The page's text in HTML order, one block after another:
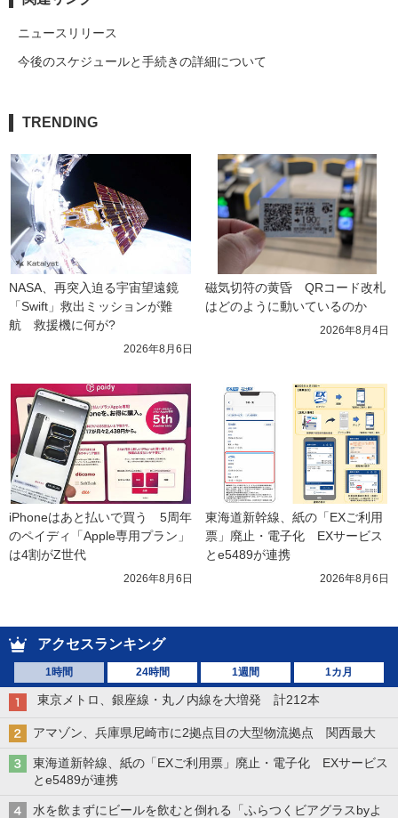
ニュースリリース
今後のスケジュールと手続きの詳細について
TRENDING
NASA、再突入迫る宇宙望遠鏡
「Swift」救出ミッションが難
航　救援機に何が?
2026年8月6日
磁気切符の黄昏　QRコード改札
はどのように動いているのか
2026年8月4日
iPhoneはあと払いで買う　5周年
のペイディ「Apple専用プラン」
は4割がZ世代
2026年8月6日
東海道新幹線、紙の「EXご利用
票」廃止・電子化　EXサービス
とe5489が連携
2026年8月6日
アクセスランキング
1時間 24時間 1週間 1カ月
東京メトロ、銀座線・丸ノ内線を大増発 計212本
アマゾン、兵庫県尼崎市に2拠点目の大型物流拠点 関西最大
東海道新幹線、紙の「EXご利用票」廃止・電子化 EXサービス
とe5489が連携
水を飲まずにビールを飲むと倒れる「ふらつくビアグラスbyよ